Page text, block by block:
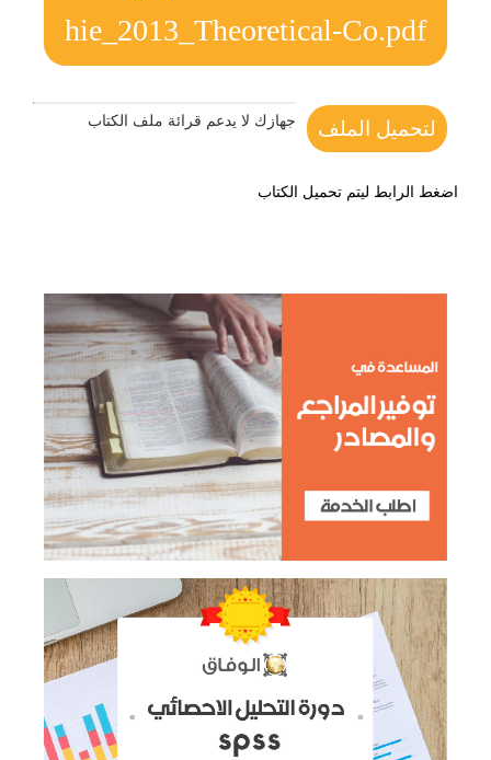
hie_2013_Theoretical-Co.pdf
لتحميل الملف جهازك لا يدعم قرائة ملف الكتاب
اضغط الرابط ليتم تحميل الكتاب